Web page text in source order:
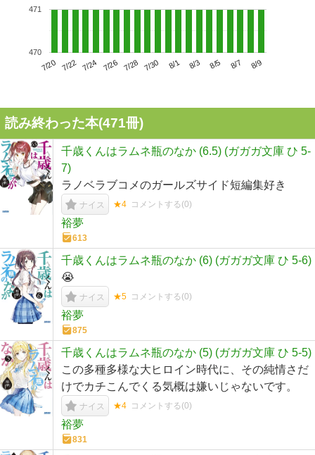
7/20 7/22 7/24 7/26 7/28 7/30 8/1 8/3 8/5 8/7 8/9
470
471
読み終わった本(471冊)
千歳くんはラムネ瓶のなか (6.5) (ガガガ文庫 ひ 5-
7)
ラノベラブコメのガールズサイド短編集好き
ナイス ★4 コメントする(0)
裕夢
613
千歳くんはラムネ瓶のなか (6) (ガガガ文庫 ひ 5-6)
😭
ナイス ★5 コメントする(0)
裕夢
875
千歳くんはラムネ瓶のなか (5) (ガガガ文庫 ひ 5-5)
この多種多様な大ヒロイン時代に、その純情さだ
けでカチこんでくる気概は嫌いじゃないです。
ナイス ★4 コメントする(0)
裕夢
831